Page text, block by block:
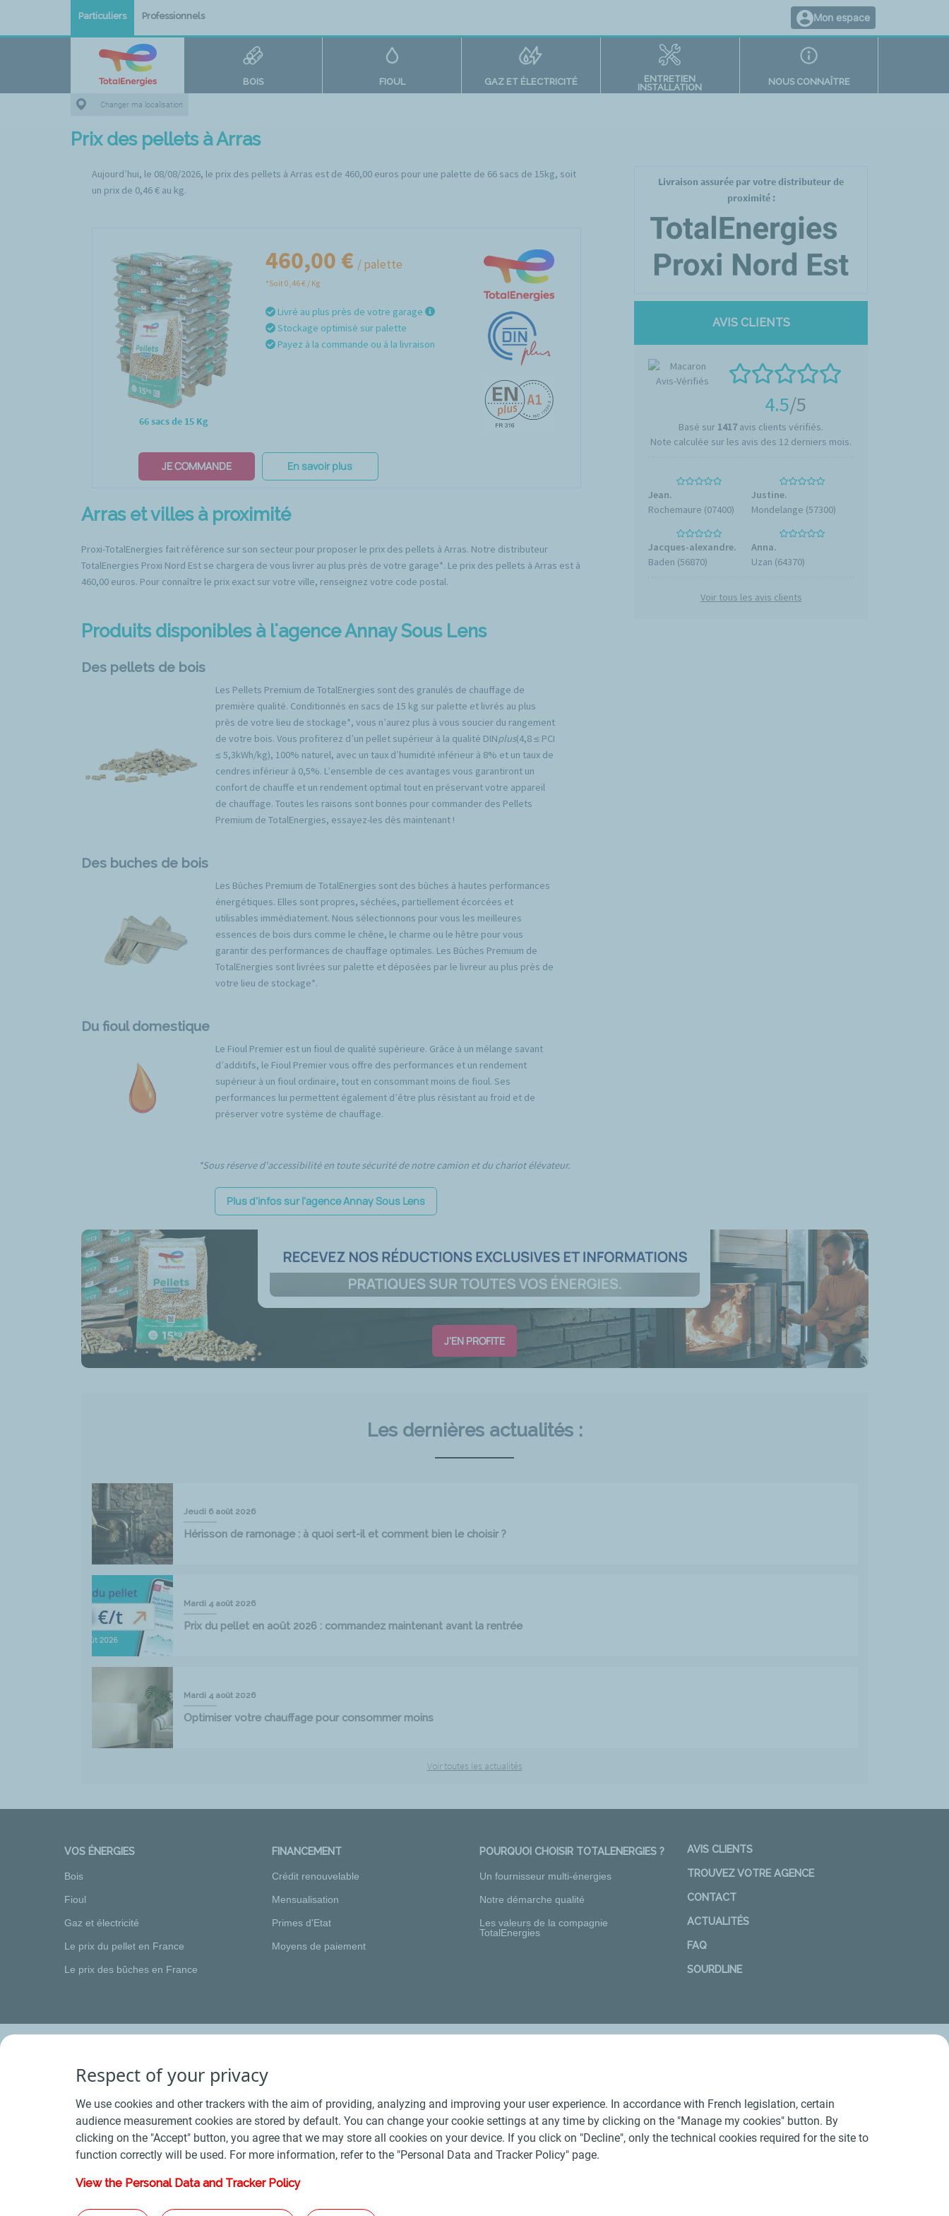
Particuliers Professionnels Mon espace
BOIS FIOUL GAZ ET ÉLECTRICITÉ
ENTRETIEN
INSTALLATION
NOUS CONNAÎTRE
Changer ma localisation
Prix des pellets à Arras
Aujourd’hui, le 08/08/2026, le prix des pellets à Arras est de 460,00 euros pour une palette de 66 sacs de 15kg, soit
un prix de 0,46 € au kg.
66 sacs de 15 Kg
460,00 € / palette
*Soit 0,46 € / Kg
Livré au plus près de votre garage
Stockage optimisé sur palette
Payez à la commande ou à la livraison
JE COMMANDE En savoir plus
Arras et villes à proximité
Proxi-TotalEnergies fait référence sur son secteur pour proposer le prix des pellets à Arras. Notre distributeur
TotalEnergies Proxi Nord Est se chargera de vous livrer au plus près de votre garage*. Le prix des pellets à Arras est à
460,00 euros. Pour connaître le prix exact sur votre ville, renseignez votre code postal.
Produits disponibles à l'agence Annay Sous Lens
Des pellets de bois
Les Pellets Premium de TotalEnergies sont des granulés de chauffage de
première qualité. Conditionnés en sacs de 15 kg sur palette et livrés au plus
près de votre lieu de stockage*, vous n’aurez plus à vous soucier du rangement
de votre bois. Vous profiterez d’un pellet supérieur à la qualité DINplus(4,8 ≤ PCI
≤ 5,3kWh/kg), 100% naturel, avec un taux d’humidité inférieur à 8% et un taux de
cendres inférieur à 0,5%. L’ensemble de ces avantages vous garantiront un
confort de chauffe et un rendement optimal tout en préservant votre appareil
de chauffage. Toutes les raisons sont bonnes pour commander des Pellets
Premium de TotalEnergies, essayez-les dès maintenant !
Des buches de bois
Les Bûches Premium de TotalEnergies sont des bûches à hautes performances
énergétiques. Elles sont propres, séchées, partiellement écorcées et
utilisables immédiatement. Nous sélectionnons pour vous les meilleures
essences de bois durs comme le chêne, le charme ou le hêtre pour vous
garantir des performances de chauffage optimales. Les Bûches Premium de
TotalEnergies sont livrées sur palette et déposées par le livreur au plus près de
votre lieu de stockage*.
Du fioul domestique
Le Fioul Premier est un fioul de qualité supérieure. Grâce à un mélange savant
d’additifs, le Fioul Premier vous offre des performances et un rendement
supérieur à un fioul ordinaire, tout en consommant moins de fioul. Ses
performances lui permettent également d’être plus résistant au froid et de
préserver votre système de chauffage.
*Sous réserve d'accessibilité en toute sécurité de notre camion et du chariot élévateur.
Plus d'infos sur l'agence Annay Sous Lens
Livraison assurée par votre distributeur de
proximité :
AVIS CLIENTS
4.5/5
Basé sur 1417avis clients vérifiés.
Note calculée sur les avis des 12 derniers mois.
Jean.
Rochemaure (07400)
Justine.
Mondelange (57300)
Jacques-alexandre.
Baden (56870)
Anna.
Uzan (64370)
Voir tous les avis clients
J'EN PROFITE
Les dernières actualités :
Jeudi 6 août 2026
Hérisson de ramonage : à quoi sert-il et comment bien le choisir ?
Mardi 4 août 2026
Prix du pellet en août 2026 : commandez maintenant avant la rentrée
Mardi 4 août 2026
Optimiser votre chauffage pour consommer moins
Voir toutes les actualités
VOS ÉNERGIES
Bois
Fioul
Gaz et électricité
Le prix du pellet en France
Le prix des bûches en France
FINANCEMENT
Crédit renouvelable
Mensualisation
Primes d'Etat
Moyens de paiement
POURQUOI CHOISIR TOTALENERGIES ?
Un fournisseur multi-énergies
Notre démarche qualité
Les valeurs de la compagnie
TotalEnergies
AVIS CLIENTS
TROUVEZ VOTRE AGENCE
CONTACT
ACTUALITÉS
FAQ
SOURDLINE
Conditions Générales de Vente Bois - Conditions Générales de Vente Produits Pétroliers
Plan du site - Les sites de la compagnie TotalEnergies
Respect of your privacy
We use cookies and other trackers with the aim of providing, analyzing and improving your user experience. In accordance with French legislation, certain
audience measurement cookies are stored by default. You can change your cookie settings at any time by clicking on the "Manage my cookies" button. By
clicking on the "Accept" button, you agree that we may store all cookies on your device. If you click on "Decline", only the technical cookies required for the site to
function correctly will be used. For more information, refer to the "Personal Data and Tracker Policy" page.
View the Personal Data and Tracker Policy